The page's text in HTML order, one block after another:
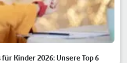
Kinder 2026: Unsere Top 6